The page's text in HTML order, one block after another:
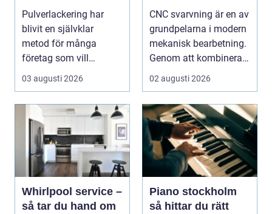
industri och design
Pulverlackering har
blivit en självklar
metod för många
företag som vill
kombinera slitstyrka,
desig...
03 augusti 2026
smart produktion
CNC svarvning är en av
grundpelarna i modern
mekanisk bearbetning.
Genom att kombinera
traditio...
02 augusti 2026
Whirlpool service –
så tar du hand om
Piano stockholm
så hittar du rätt